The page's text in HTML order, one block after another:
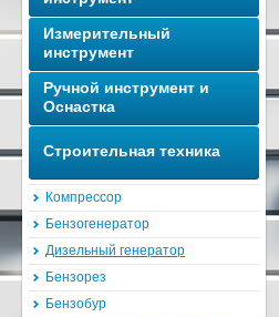
Измерительный
инструмент
Ручной инструмент и
Оснастка
Строительная техника
Компрессор
Бензогенератор
Дизельный генератор
Бензорез
Бензобур